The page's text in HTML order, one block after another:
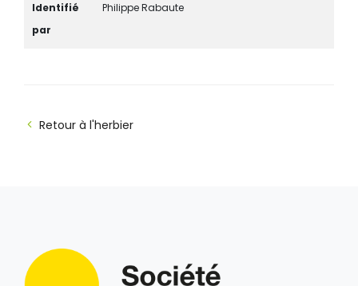
Identifié
par
Philippe Rabaute
Retour à l'herbier